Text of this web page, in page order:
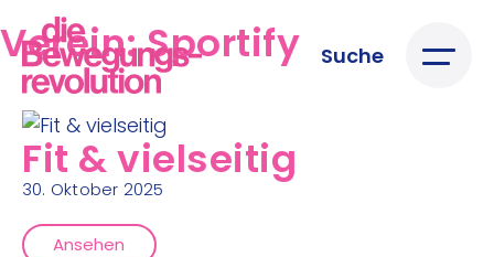
Suche
Verein:Sportify
Fit & vielseitig
30. Oktober 2025
Ansehen